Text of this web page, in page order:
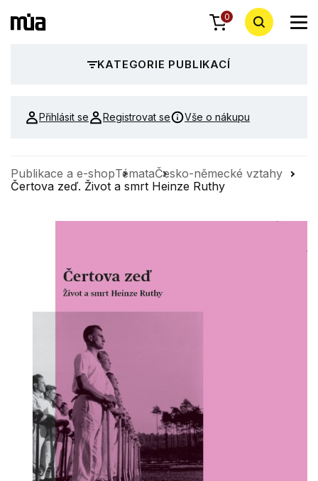
0
KATEGORIE PUBLIKACÍ
Přihlásit se Registrovat se Vše o nákupu
Publikace a e-shopTémataČesko-německé vztahy
Čertova zeď. Život a smrt Heinze Ruthy